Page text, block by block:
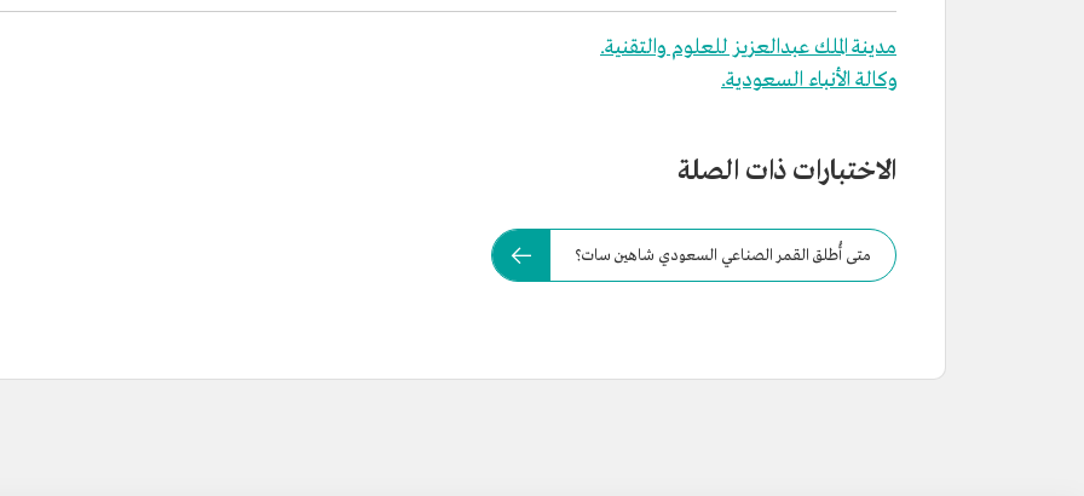
مدينة الملك عبدالعزيز للعلوم والتقنية.
وكالة الأنباء السعودية.
الاختبارات ذات الصلة
متى أُطلق القمر الصناعي السعودي شاهين سات؟